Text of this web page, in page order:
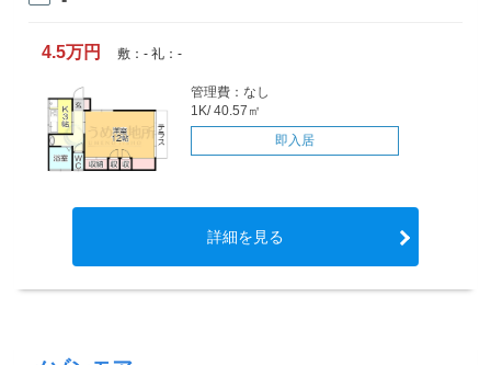
4.5万円 敷：- 礼：-
管理費：なし
1K/ 40.57㎡
即入居
詳細を見る